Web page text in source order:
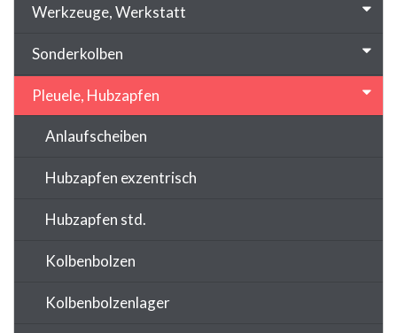
Werkzeuge, Werkstatt
Sonderkolben
Pleuele, Hubzapfen
Anlaufscheiben
Hubzapfen exzentrisch
Hubzapfen std.
Kolbenbolzen
Kolbenbolzenlager